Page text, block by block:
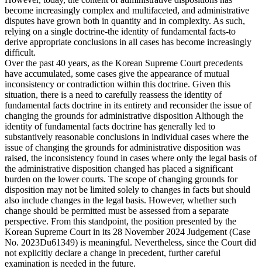
become increasingly complex and multifaceted, and administrative
disputes have grown both in quantity and in complexity. As such,
relying on a single doctrine-the identity of fundamental facts-to
derive appropriate conclusions in all cases has become increasingly
difficult.
Over the past 40 years, as the Korean Supreme Court precedents
have accumulated, some cases give the appearance of mutual
inconsistency or contradiction within this doctrine. Given this
situation, there is a need to carefully reassess the identity of
fundamental facts doctrine in its entirety and reconsider the issue of
changing the grounds for administrative disposition Although the
identity of fundamental facts doctrine has generally led to
substantively reasonable conclusions in individual cases where the
issue of changing the grounds for administrative disposition was
raised, the inconsistency found in cases where only the legal basis of
the administrative disposition changed has placed a significant
burden on the lower courts. The scope of changing grounds for
disposition may not be limited solely to changes in facts but should
also include changes in the legal basis. However, whether such
change should be permitted must be assessed from a separate
perspective. From this standpoint, the position presented by the
Korean Supreme Court in its 28 November 2024 Judgement (Case
No. 2023Du61349) is meaningful. Nevertheless, since the Court did
not explicitly declare a change in precedent, further careful
examination is needed in the future.